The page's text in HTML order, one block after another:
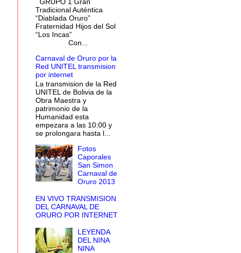
Tradicional Auténtica
“Diablada Oruro”
Fraternidad Hijos del Sol
“Los Incas”
Con...
Carnaval de Oruro por la
Red UNITEL transmision
por internet
La transmision de la Red
UNITEL de Bolivia de la
Obra Maestra y
patrimonio de la
Humanidad esta
empezara a las 10:00 y
se prolongara hasta l...
Fotos
Caporales
San Simon
Carnaval de
Oruro 2013
EN VIVO TRANSMISION
DEL CARNAVAL DE
ORURO POR INTERNET
LEYENDA
DEL NINA
NINA